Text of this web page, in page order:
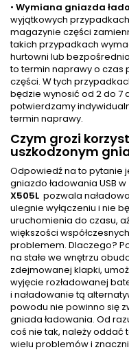
• Wymiana gniazda
wyjątkowych
magazynie części
takich przypadkach
hurtowni lub
to termin naprawy o czas
części. W tych
będzie wynosić od 2 do 7
potwierdzamy
termin naprawy.
Czym grozi
uszkodzonym
Odpowiedź na to pytanie
gniazdo ładowania USB w
X505L pozwala
ulegnie wyłączeniu i nie
uruchomienia do czasu,
większości
problemem. Dlaczego?
na stałe we wnętrzu
zdejmowanej klapki,
wyjęcie rozładowanej
i naładowanie tą
powodu nie powinno się
gniada ładowania. Od
coś nie tak, należy oddać
wielu problemów i